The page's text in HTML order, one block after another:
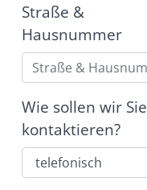
Straße &
Hausnummer
Wie sollen wir Sie
kontaktieren?